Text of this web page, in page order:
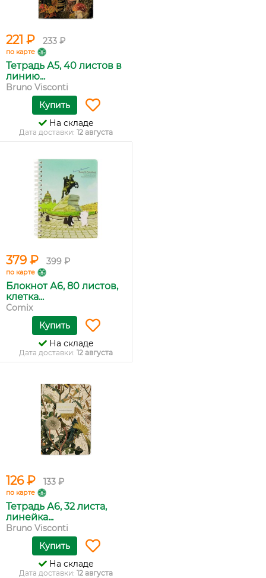
221 ₽ 233 ₽
по карте
Тетрадь А5, 40 листов в
линию...
Bruno Visconti
Купить
На складе
Дата доставки: 12 августа
379 ₽ 399 ₽
по карте
Блокнот А6, 80 листов,
клетка...
Comix
Купить
На складе
Дата доставки: 12 августа
126 ₽ 133 ₽
по карте
Тетрадь А6, 32 листа,
линейка...
Bruno Visconti
Купить
На складе
Дата доставки: 12 августа